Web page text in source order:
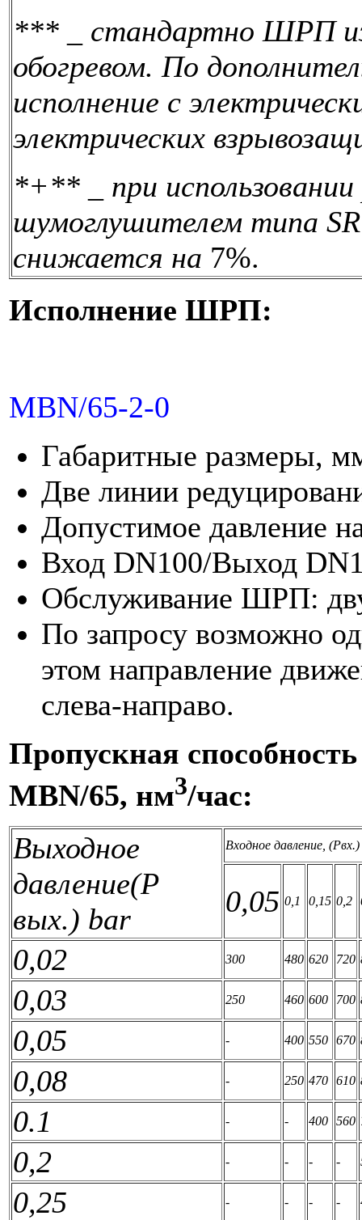
***
стандартно ШРП
обогревом. По
исполнение с
электрических
*+**
при
шумоглушителем типа
снижается на 7%.
Исполнение ШРП:
MBN/65-2-0
Габаритные размеры,
Две линии
Допустимое давление
Вход DN100/Выход
Обслуживание ШРП:
По запросу возможно
этом направление
слева-направо.
Пропускная
MBN/65, нм3/час:
Выходное
давление(Р
вых.) bar
Входное давление,
0,05 0,1 0,15 0,2
0,02 300 480 620 720
0,03 250 460 600 700
0,05 - 400 550 670
0,08 - 250 470 610
0.1 - - 400 560
0,2 - - - -
0,25 - - - -